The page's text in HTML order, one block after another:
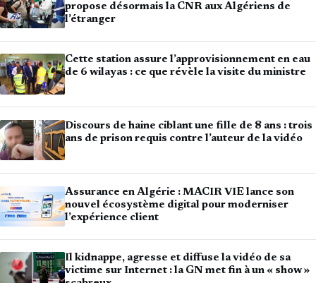
propose désormais la CNR aux Algériens de
l’étranger
Cette station assure l’approvisionnement en eau
de 6 wilayas : ce que révèle la visite du ministre
Discours de haine ciblant une fille de 8 ans : trois
ans de prison requis contre l’auteur de la vidéo
Assurance en Algérie : MACIR VIE lance son
nouvel écosystème digital pour moderniser
l’expérience client
Il kidnappe, agresse et diffuse la vidéo de sa
victime sur Internet : la GN met fin à un « show »